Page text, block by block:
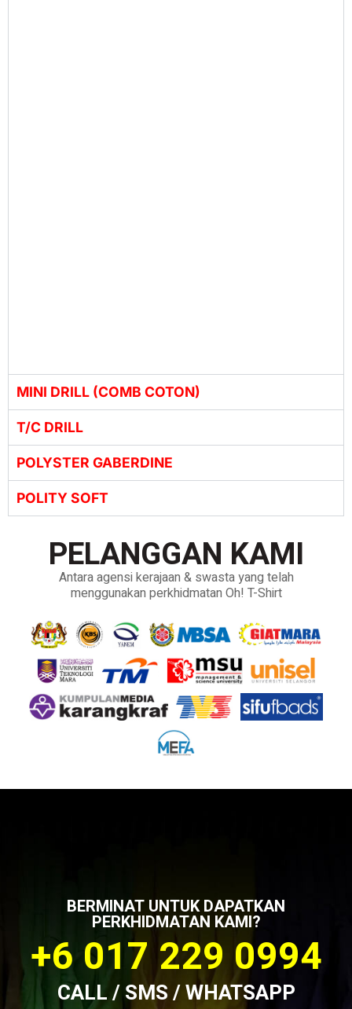
MINI DRILL (COMB COTON)
T/C DRILL
POLYSTER GABERDINE
POLITY SOFT
PELANGGAN KAMI
Antara agensi kerajaan & swasta yang telah
menggunakan perkhidmatan Oh! T-Shirt
BERMINAT UNTUK DAPATKAN
PERKHIDMATAN KAMI?
+6 017 229 0994
CALL / SMS / WHATSAPP